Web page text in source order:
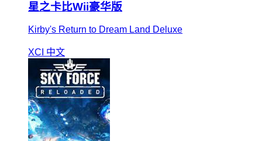
星之卡比Wii豪华版
Kirby's Return to Dream Land Deluxe
XCI 中文